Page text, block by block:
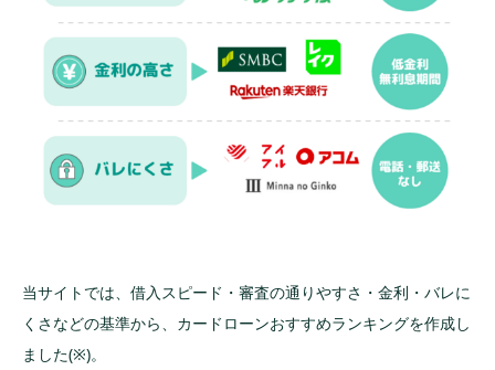
12位：楽天銀行スーパーローンは会員ランクに
応じて審査優遇あり
13位：りそなプレミアムカードローンは銀行カ
ードローンのなかでも金利が低い
14位：みずほ銀行カードローンは既存キャッシ
ュカードで借入れできる
15位：LINEポケットマネーはLINEスコアによる
17位：北海道銀行カードローンは全国対応で金
当サイトでは、借入スピード・審査の通りやすさ・金利・バレに
くさなどの基準から、カードローンおすすめランキングを作成し
ました(※)。